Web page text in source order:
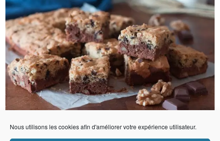
Nous utilisons les cookies afin d'améliorer votre expérience utilisateur.